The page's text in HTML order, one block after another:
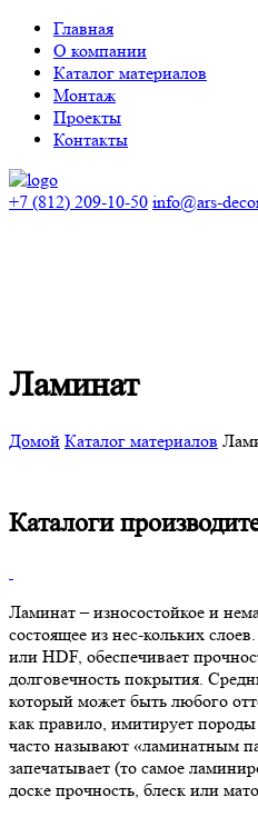
Главная
О компании
Каталог материалов
Монтаж
Проекты
Контакты
+7 (812) 209-10-50 info@ars-
Ламинат
Домой Каталог материалов
Каталоги
Ламинат – износостойкое и
состоящее из нес-кольких
или HDF, обеспечивает
долговечность покрытия.
который может быть любого
как правило, имитирует породы
часто называют «ламинатным
запечатывает (то самое
доске прочность, блеск или